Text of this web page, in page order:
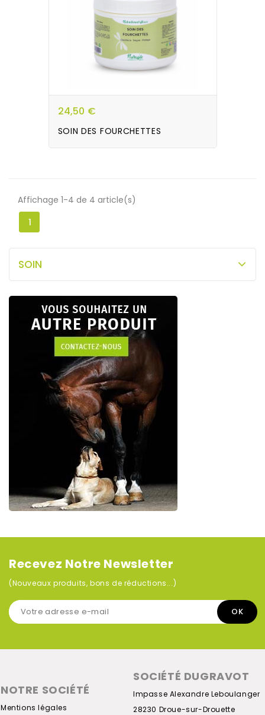
24,50 €
SOIN DES FOURCHETTES
Affichage 1-4 de 4 article(s)
1
SOIN
Recevez Notre Newsletter
(Nouveaux produits, bons de réductions...)
NOTRE SOCIÉTÉ
Mentions légales
SOCIÉTÉ DUGRAVOT
Impasse Alexandre Leboulanger
28230 Droue-sur-Drouette